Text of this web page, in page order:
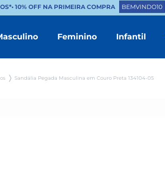
• 10% OFF NA PRIMEIRA COMPRA BEMVINDO10
Feminino Infantil
Sandália Pegada Masculina em Couro Preta 134104-05